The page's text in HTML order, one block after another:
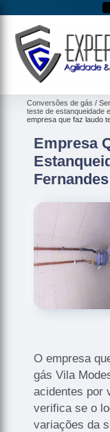
Conversões de gás
teste de estanqueidade
empresa que faz laudo
Empresa
Fernandes
O empresa
gás Vila
acidentes por
verifica se o
variações da